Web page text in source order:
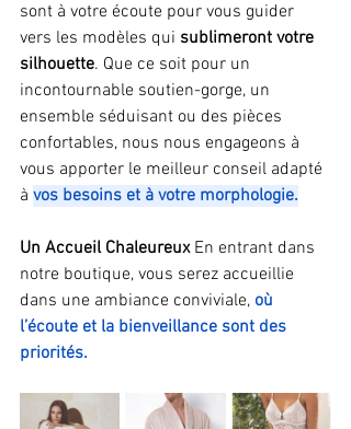
sont à votre écoute pour vous guider
vers les modèles qui sublimeront votre
silhouette. Que ce soit pour un
incontournable soutien-gorge, un
ensemble séduisant ou des pièces
confortables, nous nous engageons à
vous apporter le meilleur conseil adapté
à vos besoins et à votre morphologie.
Un Accueil Chaleureux En entrant dans
notre boutique, vous serez accueillie
dans une ambiance conviviale, où
l’écoute et la bienveillance sont des
priorités.